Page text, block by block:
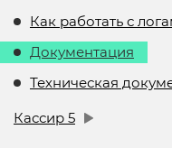
Как работать с
Документация
Техническая
Кассир 5